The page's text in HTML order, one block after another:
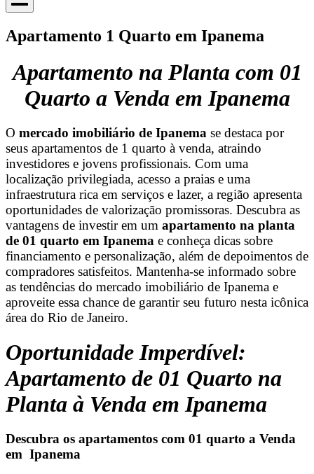
Apartamento 1 Quarto em Ipanema
Apartamento na Planta com 01
Quarto a Venda em Ipanema
O mercado imobiliário de Ipanema se destaca por
seus apartamentos de 1 quarto à venda, atraindo
investidores e jovens profissionais. Com uma
localização privilegiada, acesso a praias e uma
infraestrutura rica em serviços e lazer, a região apresenta
oportunidades de valorização promissoras. Descubra as
vantagens de investir em um apartamento na planta
de 01 quarto em Ipanema e conheça dicas sobre
financiamento e personalização, além de depoimentos de
compradores satisfeitos. Mantenha-se informado sobre
as tendências do mercado imobiliário de Ipanema e
aproveite essa chance de garantir seu futuro nesta icônica
área do Rio de Janeiro.
Oportunidade Imperdível:
Apartamento de 01 Quarto na
Planta à Venda em Ipanema
Descubra os apartamentos com 01 quarto a Venda
em Ipanema